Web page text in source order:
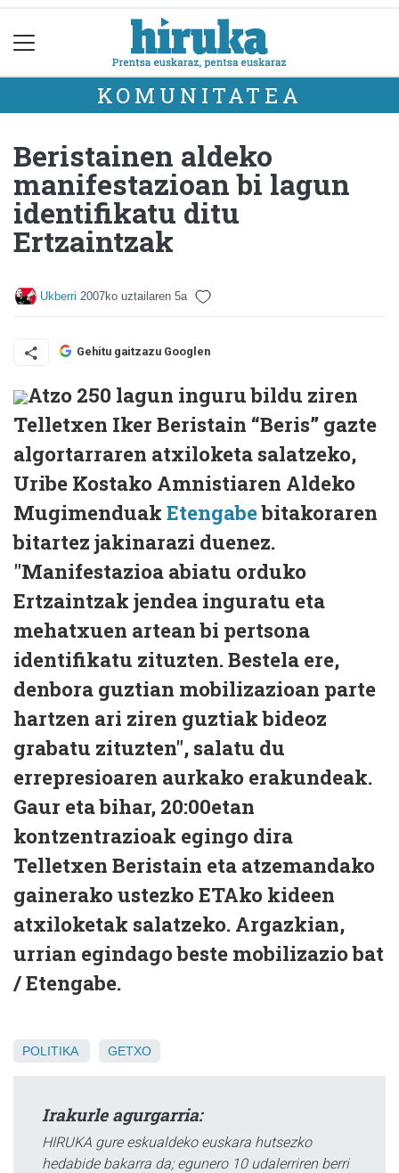
KOMUNITATEA
Beristainen aldeko
manifestazioan bi lagun
identifikatu ditu
Ertzaintzak
Ukberri 2007ko uztailaren 5a
Gehitu gaitzazu Googlen
Atzo 250 lagun inguru bildu ziren
Telletxen Iker Beristain “Beris” gazte
algortarraren atxiloketa salatzeko,
Uribe Kostako Amnistiaren Aldeko
Mugimenduak Etengabebitakoraren
bitartez jakinarazi duenez.
"Manifestazioa abiatu orduko
Ertzaintzak jendea inguratu eta
mehatxuen artean bi pertsona
identifikatu zituzten. Bestela ere,
denbora guztian mobilizazioan parte
hartzen ari ziren guztiak bideoz
grabatu zituzten", salatu du
errepresioaren aurkako erakundeak.
Gaur eta bihar, 20:00etan
kontzentrazioak egingo dira
Telletxen Beristain eta atzemandako
gainerako ustezko ETAko kideen
atxiloketak salatzeko. Argazkian,
urrian egindago beste mobilizazio bat
/ Etengabe.
POLITIKA GETXO
Irakurle agurgarria:
HIRUKA gure eskualdeko euskara hutsezko
hedabide bakarra da; egunero 10 udalerriren berri